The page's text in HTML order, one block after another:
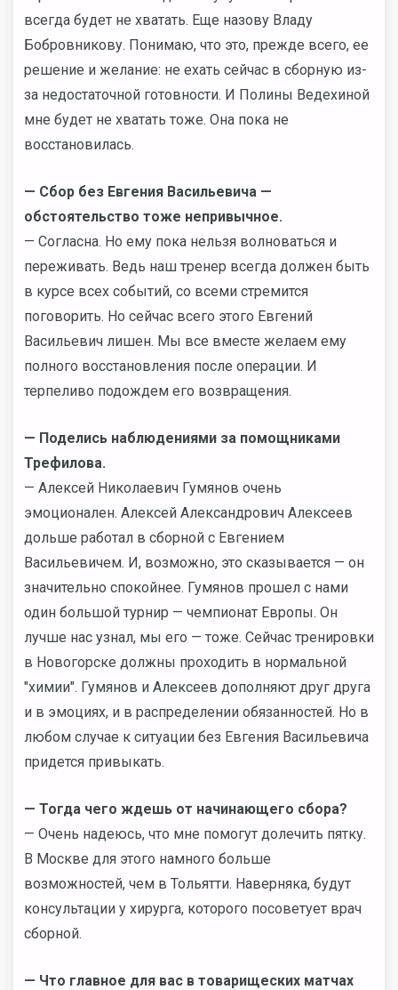
всегда будет не хватать. Еще назову Владу
Бобровникову. Понимаю, что это, прежде всего, ее
решение и желание: не ехать сейчас в сборную из-
за недостаточной готовности. И Полины Ведехиной
мне будет не хватать тоже. Она пока не
восстановилась.
— Сбор без Евгения Васильевича —
обстоятельство тоже непривычное.
— Согласна. Но ему пока нельзя волноваться и
переживать. Ведь наш тренер всегда должен быть
в курсе всех событий, со всеми стремится
поговорить. Но сейчас всего этого Евгений
Васильевич лишен. Мы все вместе желаем ему
полного восстановления после операции. И
терпеливо подождем его возвращения.
— Поделись наблюдениями за помощниками
Трефилова.
— Алексей Николаевич Гумянов очень
эмоционален. Алексей Александрович Алексеев
дольше работал в сборной с Евгением
Васильевичем. И, возможно, это сказывается — он
значительно спокойнее. Гумянов прошел с нами
один большой турнир — чемпионат Европы. Он
лучше нас узнал, мы его — тоже. Сейчас тренировки
в Новогорске должны проходить в нормальной
"химии". Гумянов и Алексеев дополняют друг друга
и в эмоциях, и в распределении обязанностей. Но в
любом случае к ситуации без Евгения Васильевича
придется привыкать.
— Тогда чего ждешь от начинающего сбора?
— Очень надеюсь, что мне помогут долечить пятку.
В Москве для этого намного больше
возможностей, чем в Тольятти. Наверняка, будут
консультации у хирурга, которого посоветует врач
сборной.
— Что главное для вас в товарищеских матчах